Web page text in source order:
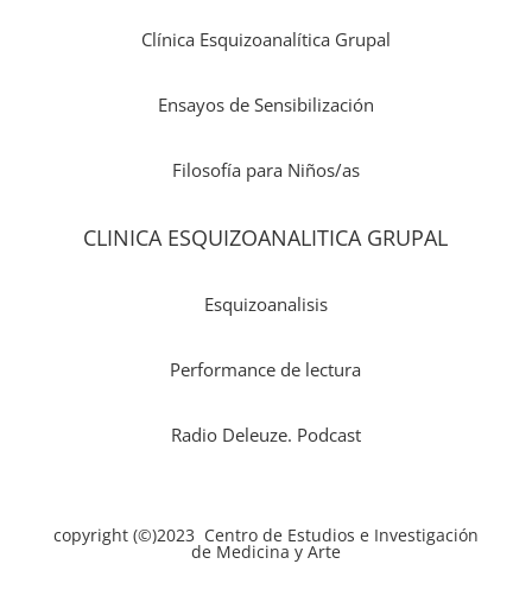
Clínica Esquizoanalítica Grupal
Ensayos de Sensibilización
Filosofía para Niños/as
CLINICA ESQUIZOANALITICA GRUPAL
Esquizoanalisis
Performance de lectura
Radio Deleuze. Podcast
copyright (©)2023 Centro de Estudios e Investigación
de Medicina y Arte